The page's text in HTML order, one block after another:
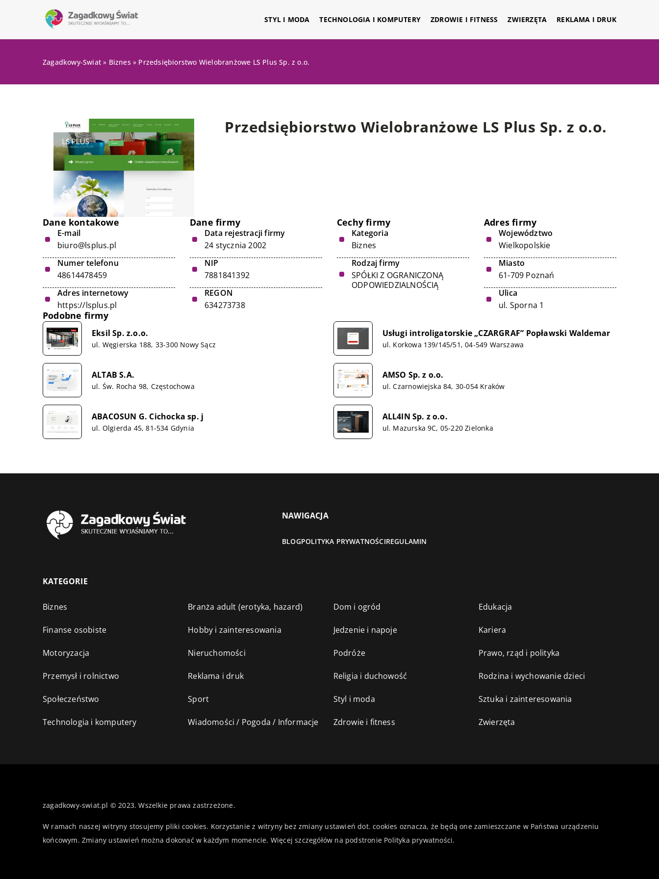
STYL I MODA TECHNOLOGIA I KOMPUTERY ZDROWIE I FITNESS ZWIERZĘTA REKLAMA I DRUK
Zagadkowy-Swiat » Biznes » Przedsiębiorstwo Wielobranżowe LS Plus Sp. z o.o.
Przedsiębiorstwo Wielobranżowe LS Plus Sp. z o.o.
Dane kontakowe
E-mail
biuro@lsplus.pl
Numer telefonu
48614478459
Adres internetowy
https://lsplus.pl
Dane firmy
Data rejestracji firmy
24 stycznia 2002
NIP
7881841392
REGON
634273738
Cechy firmy
Kategoria
Biznes
Rodzaj firmy
SPÓŁKI Z OGRANICZONĄ
ODPOWIEDZIALNOŚCIĄ
Adres firmy
Województwo
Wielkopolskie
Miasto
61-709 Poznań
Ulica
ul. Sporna 1
Podobne firmy
Eksil Sp. z.o.o.
ul. Węgierska 188, 33-300 Nowy Sącz
Usługi introligatorskie „CZARGRAF” Popławski Waldemar
ul. Korkowa 139/145/51, 04-549 Warszawa
ALTAB S.A.
ul. Św. Rocha 98, Częstochowa
AMSO Sp. z o.o.
ul. Czarnowiejska 84, 30-054 Kraków
ABACOSUN G. Cichocka sp. j
ul. Olgierda 45, 81-534 Gdynia
ALL4IN Sp. z o.o.
ul. Mazurska 9C, 05-220 Zielonka
NAWIGACJA
BLOGPOLITYKA PRYWATNOŚCIREGULAMIN
KATEGORIE
Biznes Branża adult (erotyka, hazard) Dom i ogród Edukacja
Finanse osobiste Hobby i zainteresowania Jedzenie i napoje Kariera
Motoryzacja Nieruchomości Podróże Prawo, rząd i polityka
Przemysł i rolnictwo Reklama i druk Religia i duchowość Rodzina i wychowanie dzieci
Społeczeństwo Sport Styl i moda Sztuka i zainteresowania
Technologia i komputery Wiadomości / Pogoda / Informacje Zdrowie i fitness Zwierzęta
zagadkowy-swiat.pl © 2023. Wszelkie prawa zastrzeżone.
W ramach naszej witryny stosujemy pliki cookies. Korzystanie z witryny bez zmiany ustawień dot. cookies oznacza, że będą one zamieszczane w Państwa urządzeniu
końcowym. Zmiany ustawień można dokonać w każdym momencie. Więcej szczegółów na podstronie Polityka prywatności.